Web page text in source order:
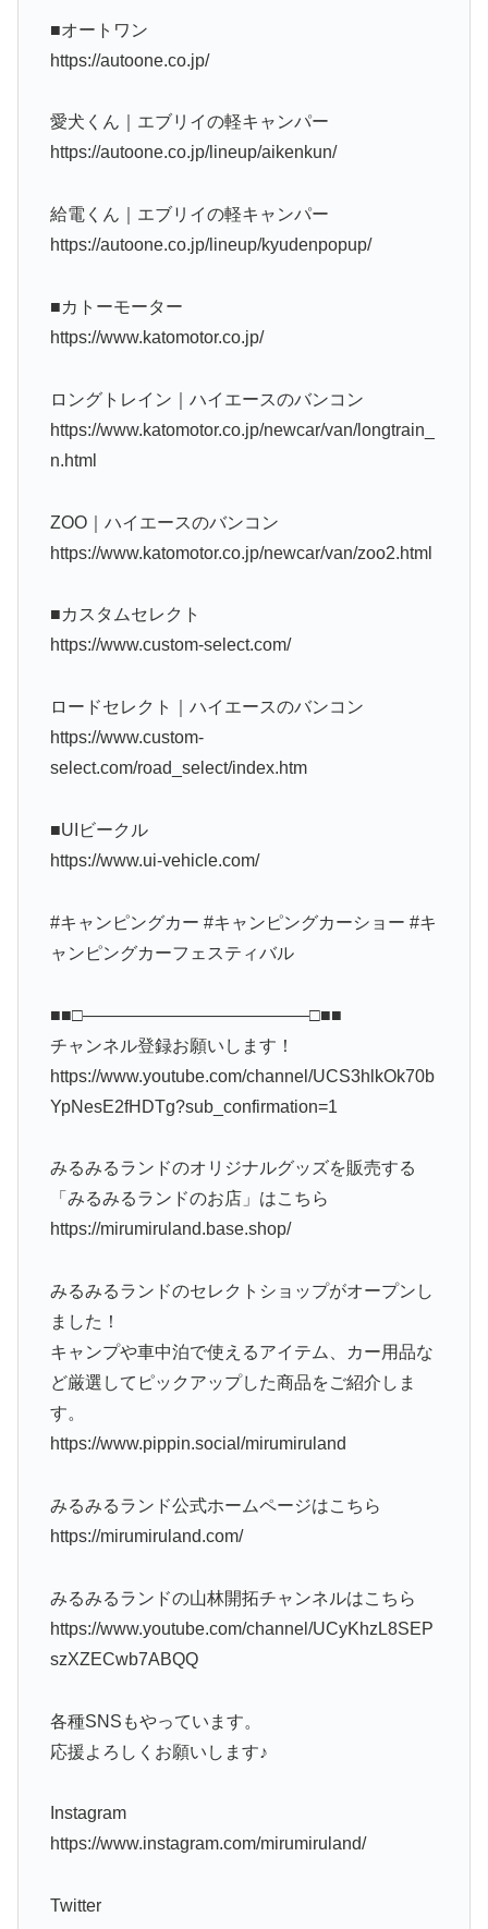
■オートワン
https://autoone.co.jp/
愛犬くん｜エブリイの軽キャンパー
https://autoone.co.jp/lineup/aikenkun/
給電くん｜エブリイの軽キャンパー
https://autoone.co.jp/lineup/kyudenpopup/
■カトーモーター
https://www.katomotor.co.jp/
ロングトレイン｜ハイエースのバンコン
https://www.katomotor.co.jp/newcar/van/longtrain_
n.html
ZOO｜ハイエースのバンコン
https://www.katomotor.co.jp/newcar/van/zoo2.html
■カスタムセレクト
https://www.custom-select.com/
ロードセレクト｜ハイエースのバンコン
https://www.custom-
select.com/road_select/index.htm
■UIビークル
https://www.ui-vehicle.com/
#キャンピングカー #キャンピングカーショー #キ
ャンピングカーフェスティバル
■■□―――――――――――――□■■
チャンネル登録お願いします！
https://www.youtube.com/channel/UCS3hlkOk70b
YpNesE2fHDTg?sub_confirmation=1
みるみるランドのオリジナルグッズを販売する
「みるみるランドのお店」はこちら
https://mirumiruland.base.shop/
みるみるランドのセレクトショップがオープンし
ました！
キャンプや車中泊で使えるアイテム、カー用品な
ど厳選してピックアップした商品をご紹介しま
す。
https://www.pippin.social/mirumiruland
みるみるランド公式ホームページはこちら
https://mirumiruland.com/
みるみるランドの山林開拓チャンネルはこちら
https://www.youtube.com/channel/UCyKhzL8SEP
szXZECwb7ABQQ
各種SNSもやっています。
応援よろしくお願いします♪
Instagram
https://www.instagram.com/mirumiruland/
Twitter